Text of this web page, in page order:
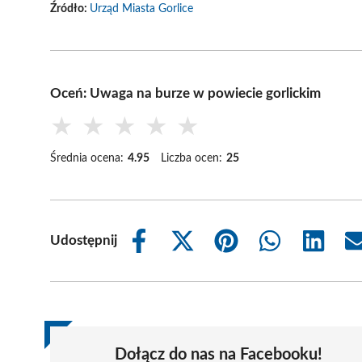
Źródło: Urząd Miasta Gorlice
Oceń: Uwaga na burze w powiecie gorlickim
★ ★ ★ ★ ★
Średnia ocena: 4.95 Liczba ocen: 25
Udostępnij
Share
Share
(Twitter)
Share
Share
Share
Dołącz do nas na Facebooku!